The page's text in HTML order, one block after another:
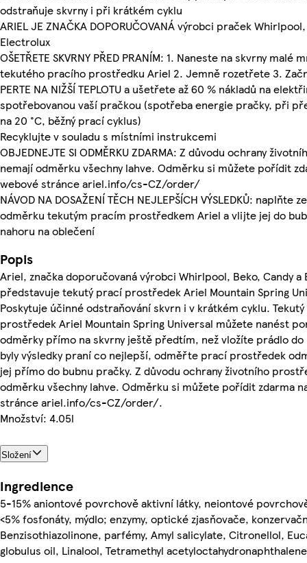
odstraňuje skvrny i při krátkém cyklu
ARIEL JE ZNAČKA DOPORUČOVANÁ výrobci praček
Electrolux
OŠETŘETE SKVRNY PŘED PRANÍM: 1. Naneste na skvrny malé
tekutého pracího prostředku Ariel 2. Jemně rozetřete 3.
PERTE NA NIŽŠÍ TEPLOTU a ušetřete až 60 % nákladů na
spotřebovanou vaší pračkou (spotřeba energie pračky, při
na 20 °C, běžný prací cyklus)
Recyklujte v souladu s místními instrukcemi
OBJEDNEJTE SI ODMĚRKU ZDARMA: Z důvodu ochrany
nemají odměrku všechny lahve. Odměrku si můžete pořídit
webové stránce ariel.info/cs-CZ/order/
NÁVOD NA DOSAŽENÍ TĚCH NEJLEPŠÍCH VÝSLEDKŮ: naplňte
odměrku tekutým pracím prostředkem Ariel a vlijte jej do
nahoru na oblečení
Popis
Ariel, značka doporučovaná výrobci Whirlpool, Beko, Candy a
představuje tekutý prací prostředek Ariel Mountain Spring
Poskytuje účinné odstraňování skvrn i v krátkém cyklu.
prostředek Ariel Mountain Spring Universal můžete nanést
odměrky přímo na skvrny ještě předtím, než vložíte prádlo do
byly výsledky praní co nejlepší, odměřte prací prostředek
jej přímo do bubnu pračky. Z důvodu ochrany životního
odměrku všechny lahve. Odměrku si můžete pořídit zdarma
stránce ariel.info/cs-CZ/order/.
Množství: 4.05l
Složení
Ingredience
5-15% aniontové povrchově aktivní látky, neiontové
<5% fosfonáty, mýdlo; enzymy, optické zjasňovače,
Benzisothiazolinone, parfémy, Amyl salicylate, Citronellol,
globulus oil, Linalool, Tetramethyl